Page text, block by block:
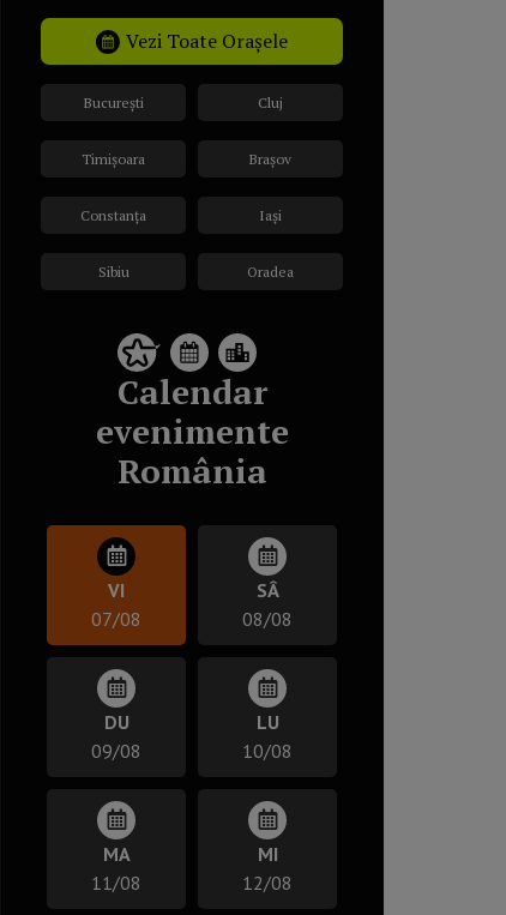
Vezi Toate Orașele
București
Timișoara
Constanța
Sibiu
Cluj
Brașov
Iași
Oradea
Calendar
evenimente
România
VI
07/08
SÂ
08/08
DU
09/08
LU
10/08
MA
11/08
MI
12/08